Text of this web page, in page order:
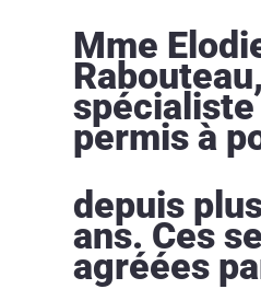
Mme
Rabouteau,
spécialiste
permis à
depuis
ans. Ces
agréées